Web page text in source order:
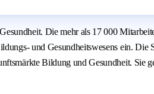
Die mehr als 17 000
und Gesundheitswesens ein.
Bildung und Gesundheit. Sie